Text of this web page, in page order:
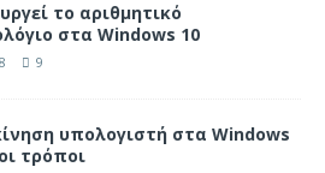
το αριθμητικό
στα Windows 10
9
υπολογιστή στα Windows
τρόποι